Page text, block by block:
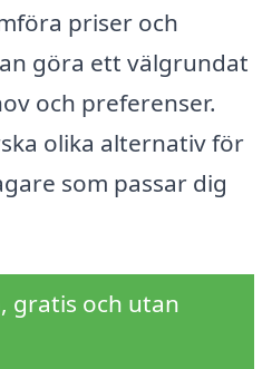
priser och
göra ett välgrundat
och preferenser.
olika alternativ för
som passar dig
gratis och utan